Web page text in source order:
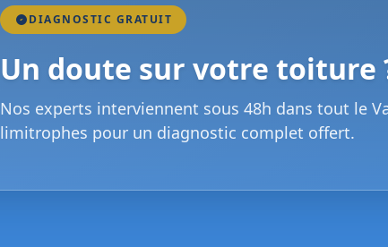
DIAGNOSTIC GRATUIT
Un doute sur votre toiture
Nos experts interviennent sous 48h dans tout le
limitrophes pour un diagnostic complet offert.